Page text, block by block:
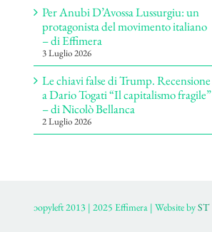
Per Anubi D’Avossa Lussurgiu: un
protagonista del movimento italiano
– di Effimera
3 Luglio 2026
Le chiavi false di Trump. Recensione
a Dario Togati “Il capitalismo fragile”
– di Nicolò Bellanca
2 Luglio 2026
ɔopyleft 2013 | 2025 Effimera | Website byST